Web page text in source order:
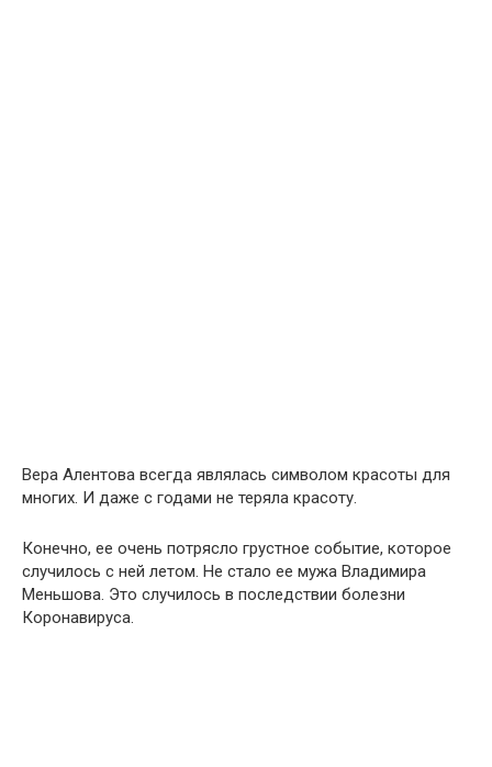
Вера Алентова всегда являлась символом красоты для
многих. И даже с годами не теряла красоту.
Конечно, ее очень потрясло грустное событие, которое
случилось с ней летом. Не стало ее мужа Владимира
Меньшова. Это случилось в последствии болезни
Коронавируса.